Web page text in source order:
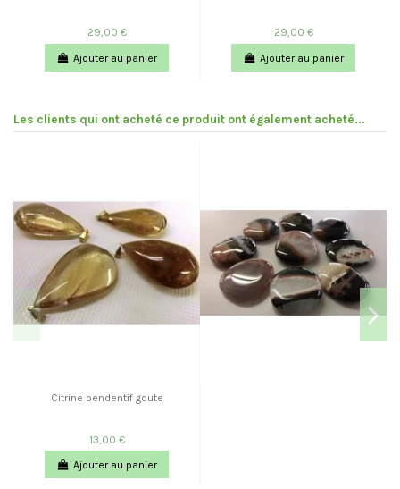
29,00 €
Ajouter au panier
29,00 €
Ajouter au panier
Les clients qui ont acheté ce produit ont également acheté...
Citrine pendentif goute
13,00 €
Ajouter au panier